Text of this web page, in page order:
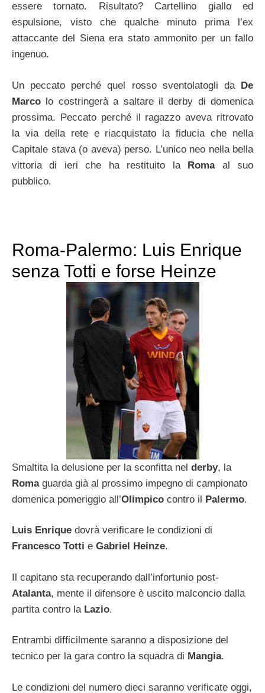
essere tornato. Risultato? Cartellino giallo ed
espulsione, visto che qualche minuto prima l’ex
attaccante del Siena era stato ammonito per un fallo
ingenuo.
Un peccato perché quel rosso sventolatogli da De
Marco lo costringerà a saltare il derby di domenica
prossima. Peccato perché il ragazzo aveva ritrovato
la via della rete e riacquistato la fiducia che nella
Capitale stava (o aveva) perso. L’unico neo nella bella
vittoria di ieri che ha restituito la Romaal suo
pubblico.
Roma-Palermo: Luis Enrique
senza Totti e forse Heinze
Smaltita la delusione per la sconfitta nel derby, la
Romaguarda già al prossimo impegno di campionato
domenica pomeriggio all’Olimpico contro il Palermo.
Luis Enrique dovrà verificare le condizioni di
Francesco Totti e Gabriel Heinze.
Il capitano sta recuperando dall’infortunio post-
Atalanta, mente il difensore è uscito malconcio dalla
partita contro la Lazio.
Entrambi difficilmente saranno a disposizione del
tecnico per la gara contro la squadra di Mangia.
Le condizioni del numero dieci saranno verificate oggi,